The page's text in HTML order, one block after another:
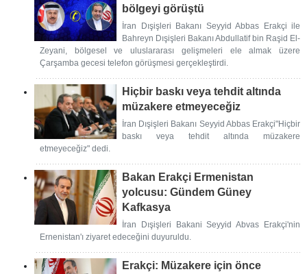
bölgeyi görüştü
İran Dışişleri Bakanı Seyyid Abbas Erakçi ile
Bahreyn Dışişleri Bakanı Abdullatif bin Raşid El-
Zeyani, bölgesel ve uluslararası gelişmeleri ele almak üzere
Çarşamba gecesi telefon görüşmesi gerçekleştirdi.
Hiçbir baskı veya tehdit altında
müzakere etmeyeceğiz
İran Dışişleri Bakanı Seyyid Abbas Erakçi"Hiçbir
baskı veya tehdit altında müzakere
etmeyeceğiz" dedi.
Bakan Erakçi Ermenistan
yolcusu: Gündem Güney
Kafkasya
İran Dışişleri Bakani Seyyid Abvas Erakçi'nin
Ernenistan'ı ziyaret edeceğini duyuruldu.
Erakçi: Müzakere için önce